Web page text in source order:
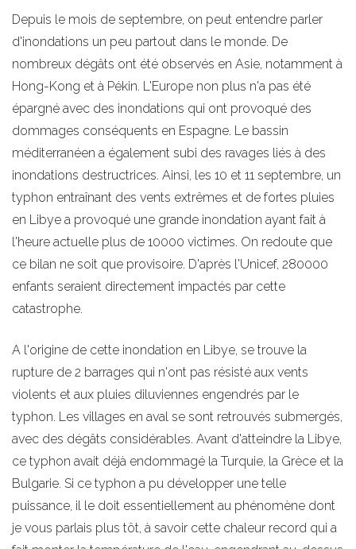
Depuis le mois de septembre, on peut entendre parler
d'inondations un peu partout dans le monde. De
nombreux dégâts ont été observés en Asie, notamment à
Hong-Kong et à Pékin. L'Europe non plus n'a pas été
épargné avec des inondations qui ont provoqué des
dommages conséquents en Espagne. Le bassin
méditerranéen a également subi des ravages liés à des
inondations destructrices. Ainsi, les 10 et 11 septembre, un
typhon entraînant des vents extrêmes et de fortes pluies
en Libye a provoqué une grande inondation ayant fait à
l'heure actuelle plus de 10000 victimes. On redoute que
ce bilan ne soit que provisoire. D'après l'Unicef, 280000
enfants seraient directement impactés par cette
catastrophe.
A l'origine de cette inondation en Libye, se trouve la
rupture de 2 barrages qui n'ont pas résisté aux vents
violents et aux pluies diluviennes engendrés par le
typhon. Les villages en aval se sont retrouvés submergés,
avec des dégâts considérables. Avant d'atteindre la Libye,
ce typhon avait déjà endommagé la Turquie, la Grèce et la
Bulgarie. Si ce typhon a pu développer une telle
puissance, il le doit essentiellement au phénomène dont
je vous parlais plus tôt, à savoir cette chaleur record qui a